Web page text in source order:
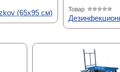
(65х95 см) Товар